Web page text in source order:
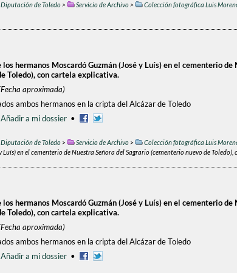
Diputación de Toledo> Servicio de Archivo> Colección fotográfica Luis
los hermanos Moscardó Guzmán (José y Luís) en el cementerio
Toledo), con cartela explicativa.
aproximada)
ambos hermanos en la cripta del Alcázar de Toledo
Añadir a mi dossier •
Diputación de Toledo> Servicio de Archivo> Colección fotográfica Luis
Luís) en el cementerio de Nuestra Señora del Sagrario (cementerio nuevo de
los hermanos Moscardó Guzmán (José y Luís) en el cementerio
Toledo), con cartela explicativa.
aproximada)
ambos hermanos en la cripta del Alcázar de Toledo
Añadir a mi dossier •